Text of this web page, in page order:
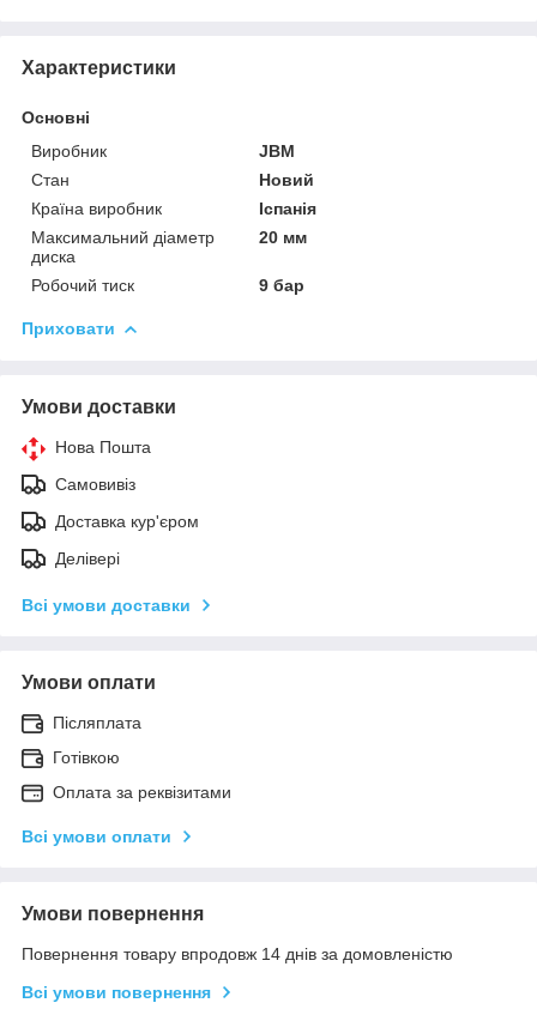
Характеристики
Основні
Виробник
JBM
Стан
Новий
Країна виробник
Іспанія
Максимальний діаметр
диска
20 мм
Робочий тиск 9 бар
Приховати
Умови доставки
Нова Пошта
Самовивіз
Доставка кур'єром
Делівері
Всі умови доставки
Умови оплати
Післяплата
Готівкою
Оплата за реквізитами
Всі умови оплати
Умови повернення
Повернення товару впродовж 14 днів за домовленістю
Всі умови повернення